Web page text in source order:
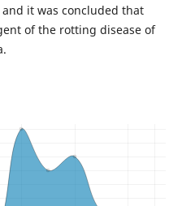
and it was concluded that
of the rotting disease of